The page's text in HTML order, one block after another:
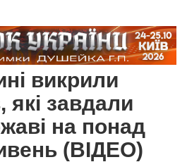
викрили
які завдали
на понад
(ВІДЕО)